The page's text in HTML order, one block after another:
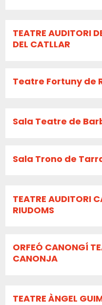
TEATRE AUDITORI
DEL CATLLAR
Teatre Fortuny de
Sala Teatre de
Sala Trono de
TEATRE AUDITORI
RIUDOMS
ORFEÓ CANONGÍ
CANONJA
TEATRE ÀNGEL